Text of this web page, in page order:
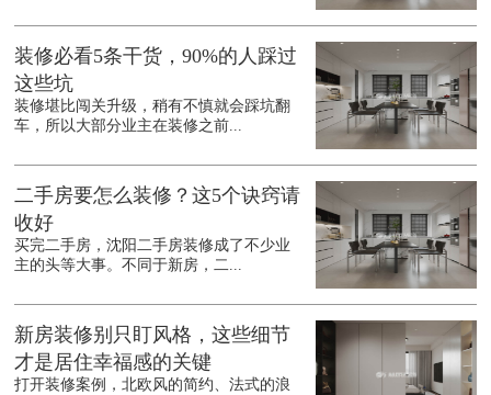
装修必看5条干货，90%的人踩过
这些坑
装修堪比闯关升级，稍有不慎就会踩坑翻
车，所以大部分业主在装修之前...
二手房要怎么装修？这5个诀窍请
收好
买完二手房，沈阳二手房装修成了不少业
主的头等大事。不同于新房，二...
新房装修别只盯风格，这些细节
才是居住幸福感的关键
打开装修案例，北欧风的简约、法式的浪